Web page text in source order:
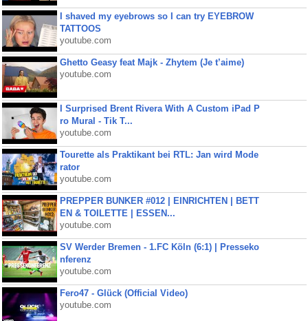
I shaved my eyebrows so I can try EYEBROW
TATTOOS
youtube.com
Ghetto Geasy feat Majk - Zhytem (Je t’aime)
youtube.com
I Surprised Brent Rivera With A Custom iPad P
ro Mural - Tik T...
youtube.com
Tourette als Praktikant bei RTL: Jan wird Mode
rator
youtube.com
PREPPER BUNKER #012 | EINRICHTEN | BETT
EN & TOILETTE | ESSEN...
youtube.com
SV Werder Bremen - 1.FC Köln (6:1) | Presseko
nferenz
youtube.com
Fero47 - Glück (Official Video)
youtube.com